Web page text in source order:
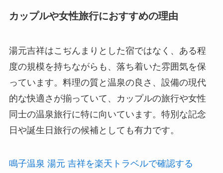
カップルや女性旅行におすすめの理由
湯元吉祥はこぢんまりとした宿ではなく、ある程
度の規模を持ちながらも、落ち着いた雰囲気を保
っています。料理の質と温泉の良さ、設備の現代
的な快適さが揃っていて、カップルの旅行や女性
同士の温泉旅行に特に向いています。特別な記念
日や誕生日旅行の候補としても有力です。
鳴子温泉 湯元 吉祥を楽天トラベルで確認する